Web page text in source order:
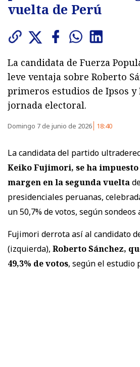
vuelta de Perú
La candidata de Fuerza
leve ventaja sobre Roberto
primeros estudios de Ipsos
jornada electoral.
Domingo 7 de junio de 2026 18:40
La candidata del partido
Keiko Fujimori, se ha
margen en la segunda vuelta
presidenciales peruanas,
un 50,7% de votos, según sondeos
Fujimori derrota así al candidato
(izquierda), Roberto Sánchez,
49,3% de votos, según el estudio